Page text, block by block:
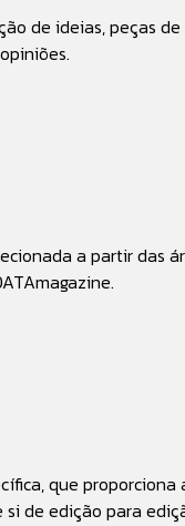
de ideias, peças
a partir das
que
si de edição para